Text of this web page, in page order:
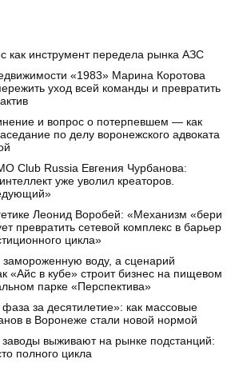
как инструмент передела рынка АЗС
«1983» Марина Коротова
уход всей команды и превратить
и вопрос о потерпевшем — как
по делу воронежского адвоката
Club Russia Евгения Чурбанова:
уже уволил креаторов.
Леонид Воробей: «Механизм «бери
превратить сетевой комплекс в барьер
цикла»
воду, а сценарий
«Айс в кубе» строит бизнес на пищевом
парке «Перспектива»
за десятилетие»: как массовые
в Воронеже стали новой нормой
заводы выживают на рынке подстанций:
полного цикла